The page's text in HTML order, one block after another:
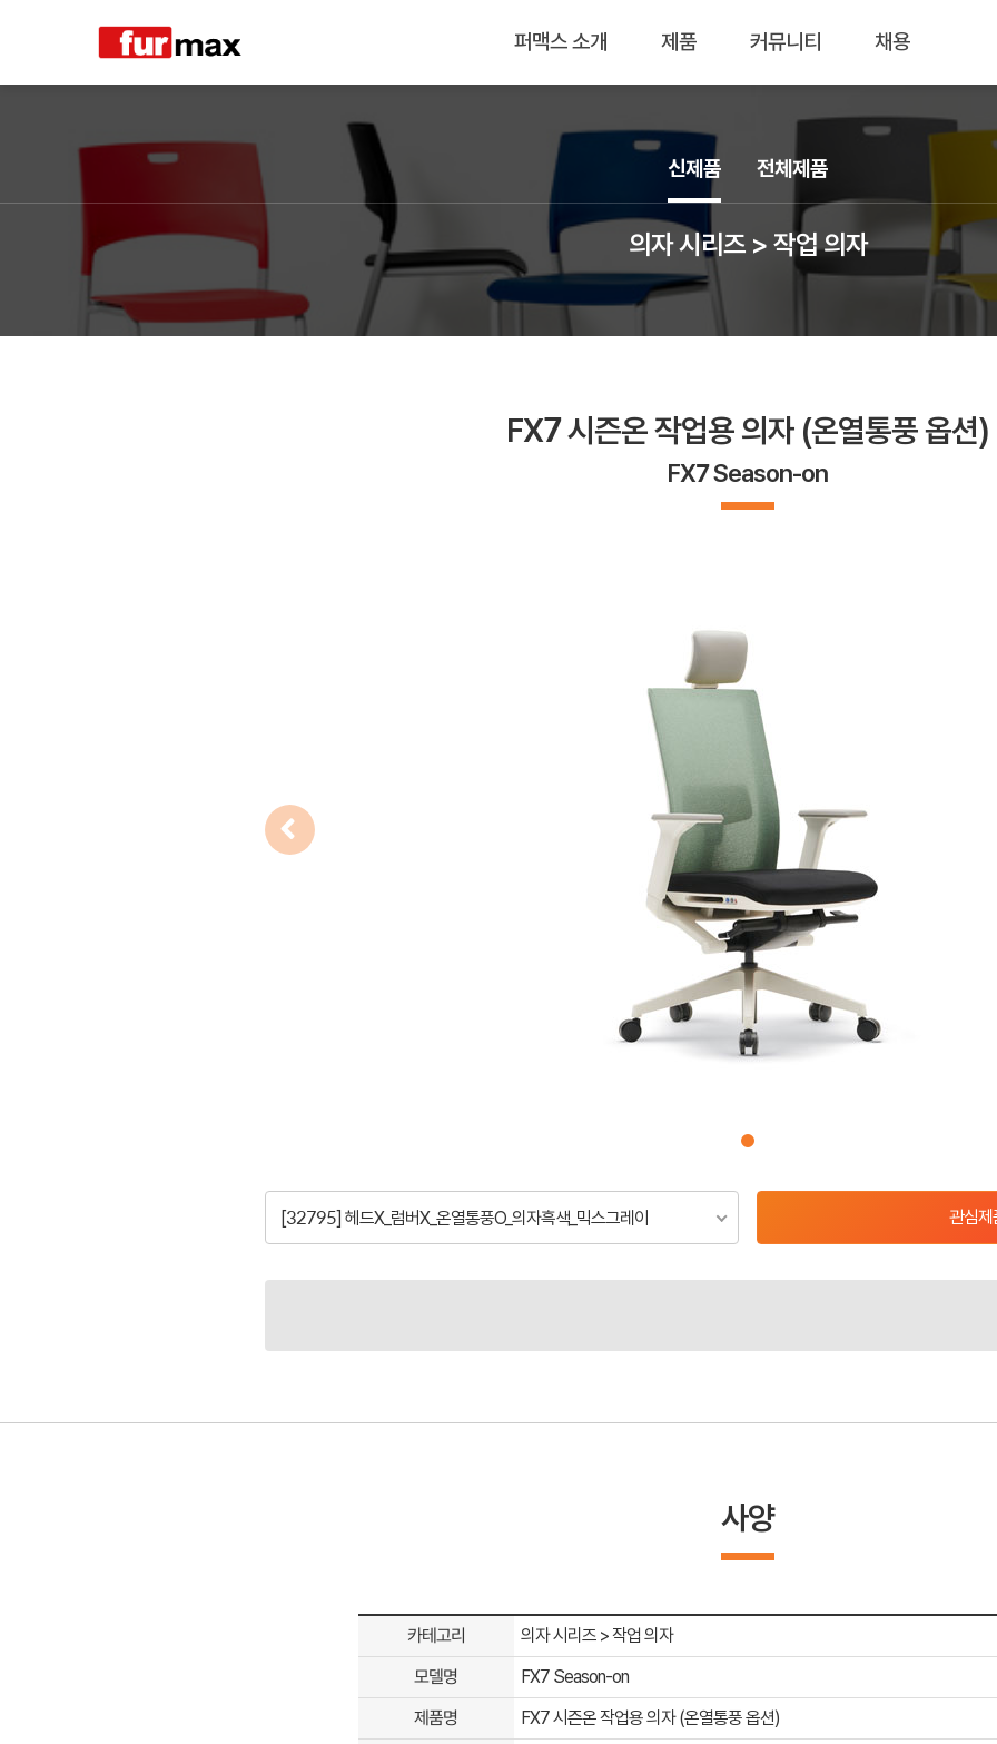
퍼맥스 소개 제품 커뮤니티 채용
의자 시리즈 > 작업 의자
신제품 전체제품
FX7 시즌온 작업용 의자 (온열통풍 옵션)
FX7 Season-on
[32795] 헤드X_럼버X_온열통풍O_의자흑색_믹스그레이 관심제
사양
카테고리
의자 시리즈 > 작업 의자
모델명
FX7 Season-on
제품명
FX7 시즌온 작업용 의자 (온열통풍 옵션)